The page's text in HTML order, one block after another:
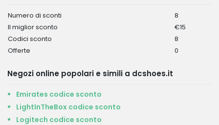
Numero di sconti
8
Il miglior sconto
€15
Codici sconto
8
Offerte
0
Negozi online popolari e simili a dcshoes.it
Emirates codice sconto
LightInTheBox codice sconto
Logitech codice sconto